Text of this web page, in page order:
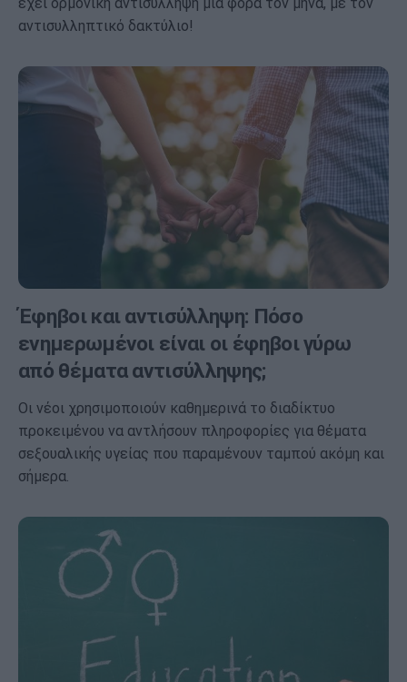
έχει ορμονική αντισύλληψη μία φορά τον μήνα, με τον
αντισυλληπτικό δακτύλιο!
Έφηβοι και αντισύλληψη: Πόσο
ενημερωμένοι είναι οι έφηβοι γύρω
από θέματα αντισύλληψης;
Οι νέοι χρησιμοποιούν καθημερινά το διαδίκτυο
προκειμένου να αντλήσουν πληροφορίες για θέματα
σεξουαλικής υγείας που παραμένουν ταμπού ακόμη και
σήμερα.